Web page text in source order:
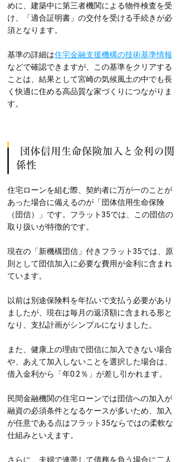
めに、建築中に第三者機関による物件検査を受
け、「適合証明書」の交付を受ける手続きが必
須となります。
基準の詳細は住宅金融支援機構の技術基準情報
などで確認できますが、この基準をクリアする
ことは、結果として宮崎の気候風土の中でも長
く快適に住める高品質な家づくりにつながりま
す。
団体信用生命保険加入と金利の関
係性
住宅ローンを組む際、契約者に万が一のことが
あった場合に備えるのが「団体信用生命保険
（団信）」です。フラット35では、この団信の
取り扱いが特徴的です。
現在の「新機構団信」付きフラット35では、原
則として団信加入に必要な費用が金利に含まれ
ています。
以前は別途保険料を年払いで支払う必要があり
ましたが、現在は毎月の返済額に含まれる形と
なり、支払計画がシンプルになりました。
また、健康上の理由で団信に加入できない場合
や、あえて加入しないことを選択した場合は、
借入金利から「年0.2％」が差し引かれます。
民間金融機関の住宅ローンでは団信への加入が
融資の必須条件となるケースが多いため、加入
が任意である点はフラット35ならではの柔軟な
仕組みといえます。
さらに、夫婦で連帯して債務を負う場合に二人